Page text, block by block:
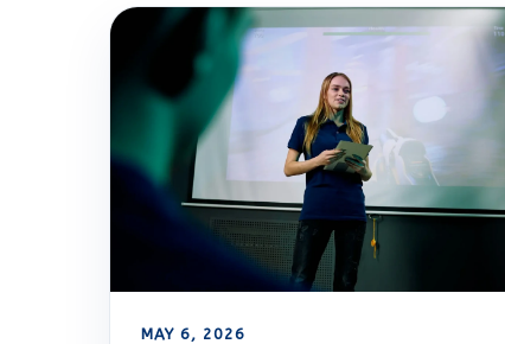
MAY 6, 2026